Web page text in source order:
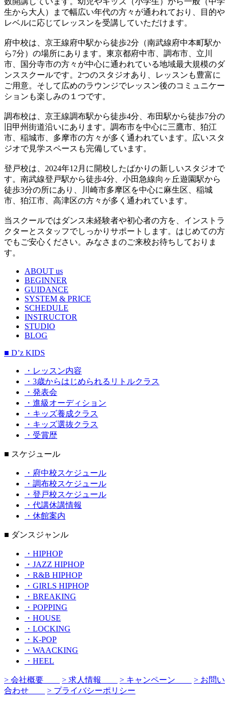
生から大人）まで幅広い年代の方々が通われており、目的や
レベルに応じてレッスンを受講していただけます。
府中校は、京王線府中駅から徒歩2分（南武線府中本町駅か
ら7分）の場所にあります。東京都府中市、調布市、立川
市、国分寺市の方々が中心に通われている地域最大規模のダ
ンススクールです。2つのスタジオあり、レッスンも豊富に
ご用意。そして広めのラウンジでレッスン後のコミュニケー
ションも楽しみの１つです。
調布校は、京王線調布駅から徒歩4分、布田駅から徒歩7分の
旧甲州街道沿いにあります。調布市を中心に三鷹市、狛江
市、稲城市、多摩市の方々が多く通われています。広いスタ
ジオで見学スペースも完備しています。
登戸校は、2024年12月に開校したばかりの新しいスタジオで
す。南武線登戸駅から徒歩4分、小田急線向ヶ丘遊園駅から
徒歩3分の所にあり、川崎市多摩区を中心に麻生区、稲城
市、狛江市、高津区の方々が多く通われています。
当スクールではダンス未経験者や初心者の方を、インストラ
クターとスタッフでしっかりサポートします。はじめての方
でもご安心ください。みなさまのご来校お待ちしておりま
す。
ABOUT us
BEGINNER
GUIDANCE
SYSTEM & PRICE
SCHEDULE
INSTRUCTOR
STUDIO
BLOG
■ D’z KIDS
・レッスン内容
・3歳からはじめられるリトルクラス
・発表会
・進級オーディション
・キッズ養成クラス
・キッズ選抜クラス
・受賞歴
■ スケジュール
・府中校スケジュール
・調布校スケジュール
・登戸校スケジュール
・代講休講情報
・休館案内
■ ダンスジャンル
・HIPHOP
・JAZZ HIPHOP
・R&B HIPHOP
・GIRLS HIPHOP
・BREAKING
・POPPING
・HOUSE
・LOCKING
・K-POP
・WAACKING
・HEEL
> 会社概要 > 求人情報 > キャンペーン
> お問い
合わせ
> プライバシーポリシー